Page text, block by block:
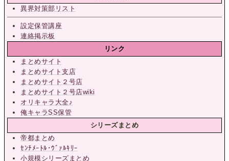
異界対策部リスト
設定保管講座
連絡掲示板
リンク
まとめサイト
まとめサイト支店
まとめサイト２号店
まとめサイト２号店wiki
オリキャラ大全♪
俺キャラSS保管
シリーズまとめ
帝都まとめ
ｾﾝﾁﾒｰﾄﾙ･ｳﾞｧﾙｷﾘｰ
小規模シリーズまとめ